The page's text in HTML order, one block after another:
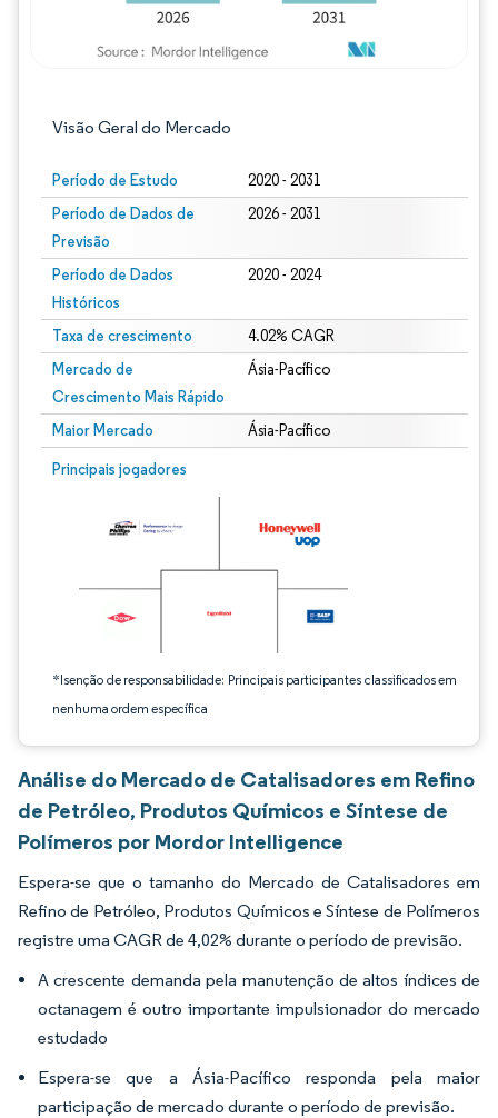
Visão Geral do Mercado
Período de Estudo 2020 - 2031
Período de Dados de
Previsão
2026 - 2031
Período de Dados
Históricos
2020 - 2024
Taxa de crescimento 4.02% CAGR
Mercado de
Crescimento Mais Rápido
Ásia-Pacífico
Maior Mercado Ásia-Pacífico
Principais jogadores
*Isenção de responsabilidade: Principais participantes classificados em
nenhuma ordem específica
Imagem © Mordor Intelligence. O reuso requer atribuição conforme CC BY 4.0.
Análise do Mercado de Catalisadores em Refino
de Petróleo, Produtos Químicos e Síntese de
Polímeros por Mordor Intelligence
Espera-se que o tamanho do Mercado de Catalisadores em
Refino de Petróleo, Produtos Químicos e Síntese de Polímeros
registre uma CAGR de 4,02% durante o período de previsão.
A crescente demanda pela manutenção de altos índices de
octanagem é outro importante impulsionador do mercado
estudado
Espera-se que a Ásia-Pacífico responda pela maior
participação de mercado durante o período de previsão.